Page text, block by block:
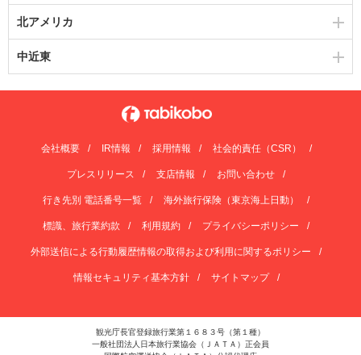
北アメリカ
中近東
会社概要 IR情報 採用情報 社会的責任（CSR）
プレスリリース 支店情報 お問い合わせ
行き先別 電話番号一覧 海外旅行保険（東京海上日動）
標識、旅行業約款 利用規約 プライバシーポリシー
外部送信による行動履歴情報の取得および利用に関するポリシー
情報セキュリティ基本方針 サイトマップ
観光庁長官登録旅行業第１６８３号（第１種）
一般社団法人日本旅行業協会（ＪＡＴＡ）正会員